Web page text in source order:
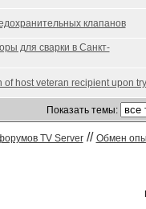
клапанов
для сварки в Санкт-
of host veteran recipient upon
Показать темы:
TV Server// Обмен